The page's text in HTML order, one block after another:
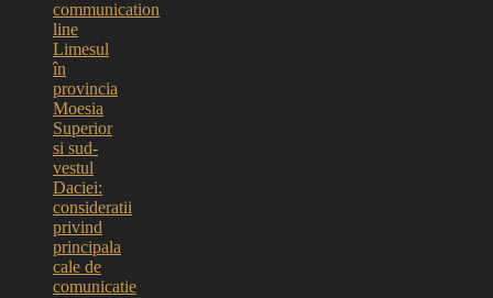
communication
line
Limesul
în
provincia
Moesia
Superior
si sud-
vestul
Daciei:
consideratii
privind
principala
cale de
comunicatie